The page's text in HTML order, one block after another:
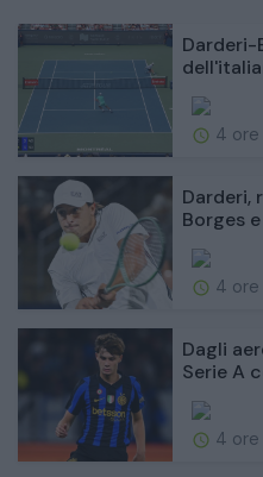
Darderi-
4 ore
Darderi,
Borges
4 ore
Dagli
Serie A
4 ore